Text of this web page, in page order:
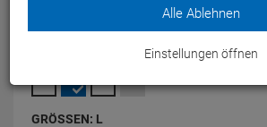
DARK BLUE
GRÖSSEN: L
Alle Ablehnen
Einstellungen öffnen